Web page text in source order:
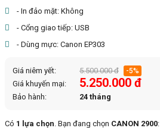
- In đảo mặt: Không
- Cổng giao tiếp: USB
- Dùng mực: Canon EP303
Giá niêm yết: 5.500.000 đ -5%
Giá khuyến mại: 5.250.000 đ
Bảo hành: 24 tháng
Có 1 lựa chọn. Bạn đang chọn CANON 2900: